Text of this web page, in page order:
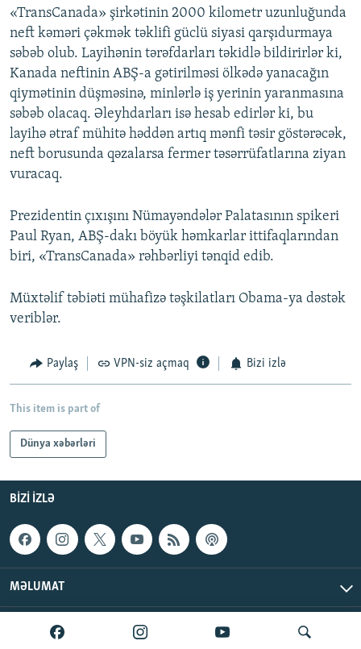
«TransCanada» şirkətinin 2000 kilometr uzunluğunda
neft kəməri çəkmək təklifi güclü siyasi qarşıdurmaya
səbəb olub. Layihənin tərəfdarları təkidlə bildirirlər ki,
Kanada neftinin ABŞ-a gətirilməsi ölkədə yanacağın
qiymətinin düşməsinə, minlərlə iş yerinin yaranmasına
səbəb olacaq. Əleyhdarları isə hesab edirlər ki, bu
layihə ətraf mühitə həddən artıq mənfi təsir göstərəcək,
neft borusunda qəzalarsa fermer təsərrüfatlarına ziyan
vuracaq.
Prezidentin çıxışını Nümayəndələr Palatasının spikeri
Paul Ryan, ABŞ-dakı böyük həmkarlar ittifaqlarından
biri, «TransCanada» rəhbərliyi tənqid edib.
Müxtəlif təbiəti mühafizə təşkilatları Obama-ya dəstək
veriblər.
Paylaş VPN-siz açmaq Bizi izlə
This item is part of
Dünya xəbərləri
BIZI IZLƏ
MƏLUMAT
AzadlıqRadiosu © 2026 Inc. | Bütün hüquqlar qorunur